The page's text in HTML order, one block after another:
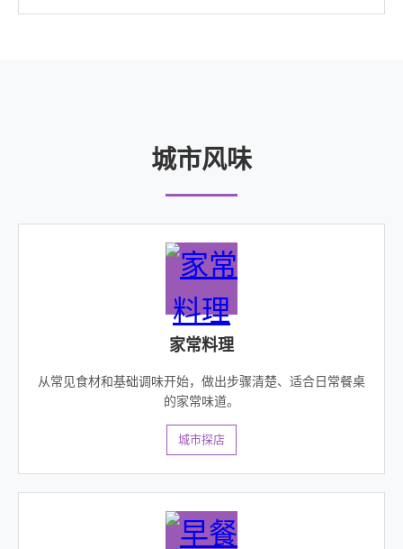
城市风味
家常料理
从常见食材和基础调味开始，做出步骤清楚、适合日常餐桌
的家常味道。
城市探店